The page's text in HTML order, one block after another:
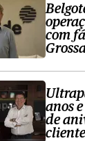
com
anos
de